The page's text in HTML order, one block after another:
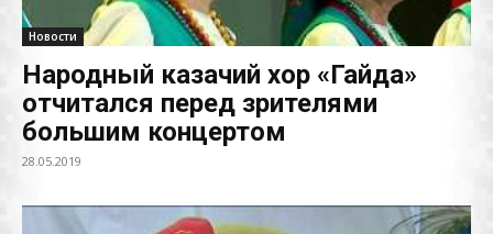
Новости
Народный казачий хор «Гайда»
отчитался перед зрителями
большим концертом
28.05.2019